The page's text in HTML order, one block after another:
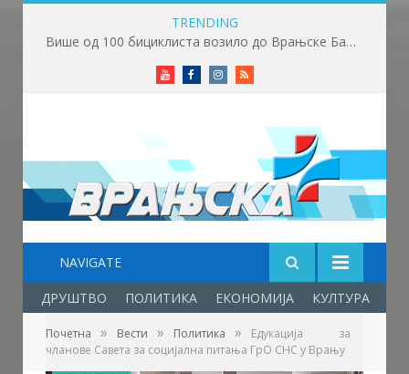
TRENDING
Више од 100 бициклиста возило до Врањске Бање
YoutubeFacebookInstagram
RSS
NAVIGATE
ДРУШТВО ПОЛИТИКА ЕКОНОМИЈА КУЛТУРА
Почетна » Вести » Политика »
Едукација за
чланове Савета за социјална питања ГрО СНС у Врању